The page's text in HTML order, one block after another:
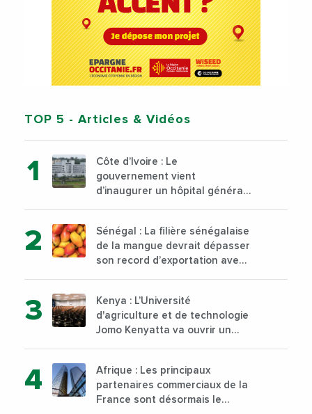
TOP 5 - Articles & Vidéos
Côte d’Ivoire : Le
gouvernement vient
d’inaugurer un hôpital général
Sénégal : La filière sénégalaise
de la mangue devrait dépasser
son record d’exportation avec
Kenya : L’Université
d'agriculture et de technologie
Jomo Kenyatta va ouvrir un
sur son campus de Karen à
Nairobi dès janvier 2023
Afrique : Les principaux
partenaires commerciaux de la
France sont désormais le